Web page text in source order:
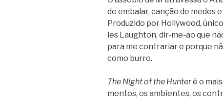
de emba­lar, can­ção de medos
Pro­du­zido por Hollywood,
les Laugh­ton, dir-me-ão que
para me con­tra­riar e por­que
como burro.
The Night of the Hun­teré o
men­tos, os ambi­en­tes, os